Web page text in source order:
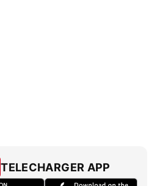
TELECHARGER APP